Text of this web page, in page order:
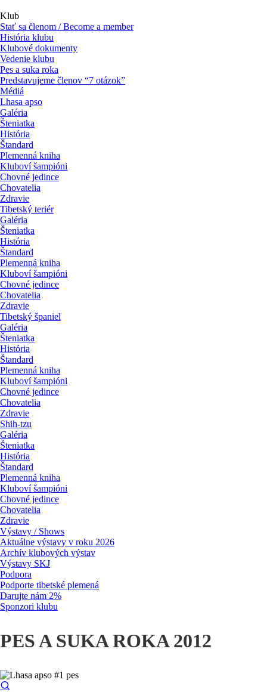
Klub
Stať sa členom / Become a member
História klubu
Klubové dokumenty
Vedenie klubu
Pes a suka roka
Predstavujeme členov “7 otázok”
Médiá
Lhasa apso
Galéria
Šteniatka
História
Štandard
Plemenná kniha
Kluboví šampióni
Chovné jedince
Chovatelia
Zdravie
Tibetský teriér
Galéria
Šteniatka
História
Štandard
Plemenná kniha
Kluboví šampióni
Chovné jedince
Chovatelia
Zdravie
Tibetský španiel
Galéria
Šteniatka
História
Štandard
Plemenná kniha
Kluboví šampióni
Chovné jedince
Chovatelia
Zdravie
Shih-tzu
Galéria
Šteniatka
História
Štandard
Plemenná kniha
Kluboví šampióni
Chovné jedince
Chovatelia
Zdravie
Výstavy / Shows
Aktuálne výstavy v roku 2026
Archív klubových výstav
Výstavy SKJ
Podpora
Podporte tibetské plemená
Darujte nám 2%
Sponzori klubu
PES A SUKA ROKA 2012